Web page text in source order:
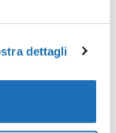
dettagli